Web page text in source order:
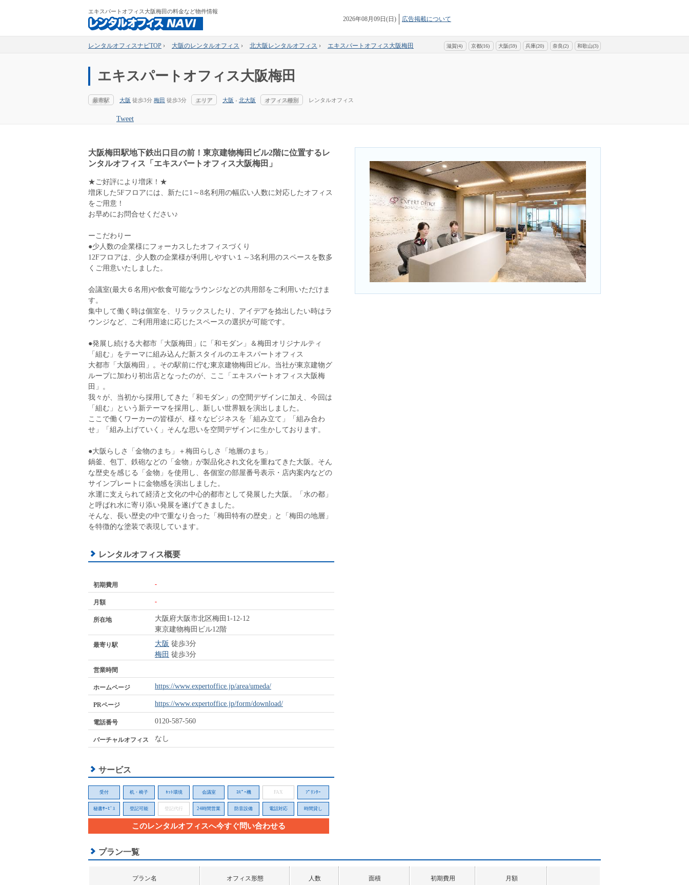
エキスパートオフィス大阪梅田の料金など物件情報
2026年08月09日(日) 広告掲載について
レンタルオフィスナビTOP › 大阪のレンタルオフィス › 北大阪レンタルオフィス › エキスパートオフィス大阪梅田 滋賀(4) 京都(16) 大阪(59) 兵庫(20) 奈良(2) 和歌山(3)
エキスパートオフィス大阪梅田
最寄駅 大阪 徒歩3分 梅田 徒歩3分 エリア 大阪 › 北大阪 オフィス種別 レンタルオフィス
Tweet
大阪梅田駅地下鉄出口目の前！東京建物梅田ビル2階に位置するレ
ンタルオフィス「エキスパートオフィス大阪梅田」
★ご好評により増床！★
増床した5Fフロアには、新たに1～8名利用の幅広い人数に対応したオフィス
をご用意！
お早めにお問合せください♪
ーこだわりー
●少人数の企業様にフォーカスしたオフィスづくり
12Fフロアは、少人数の企業様が利用しやすい１～3名利用のスペースを数多
くご用意いたしました。
会議室(最大６名用)や飲食可能なラウンジなどの共用部をご利用いただけま
す。
集中して働く時は個室を、リラックスしたり、アイデアを捻出したい時はラ
ウンジなど、ご利用用途に応じたスペースの選択が可能です。
●発展し続ける大都市「大阪梅田」に「和モダン」＆梅田オリジナルティ
「組む」をテーマに組み込んだ新スタイルのエキスパートオフィス
大都市「大阪梅田」。その駅前に佇む東京建物梅田ビル。当社が東京建物グ
ループに加わり初出店となったのが、ここ「エキスパートオフィス大阪梅
田」。
我々が、当初から採用してきた「和モダン」の空間デザインに加え、今回は
「組む」という新テーマを採用し、新しい世界観を演出しました。
ここで働くワーカーの皆様が、様々なビジネスを「組み立て」「組み合わ
せ」「組み上げていく」そんな思いを空間デザインに生かしております。
●大阪らしさ「金物のまち」＋梅田らしさ「地層のまち」
鍋釜、包丁、鉄砲などの「金物」が製品化され文化を重ねてきた大阪。そん
な歴史を感じる「金物」を使用し、各個室の部屋番号表示・店内案内などの
サインプレートに金物感を演出しました。
水運に支えられて経済と文化の中心的都市として発展した大阪。「水の都」
と呼ばれ水に寄り添い発展を遂げてきました。
そんな、長い歴史の中で重なり合った「梅田特有の歴史」と「梅田の地層」
を特徴的な塗装で表現しています。
レンタルオフィス概要
初期費用 -
月額 -
所在地
大阪府大阪市北区梅田1-12-12
東京建物梅田ビル12階
最寄り駅 大阪 徒歩3分
梅田 徒歩3分
営業時間
ホームページ https://www.expertoffice.jp/area/umeda/
PRページ https://www.expertoffice.jp/form/download/
電話番号 0120-587-560
バーチャルオフィス なし
サービス
受付 机・椅子 ﾈｯﾄ環境 会議室 ｺﾋﾟｰ機 FAX ﾌﾟﾘﾝﾀｰ
秘書ｻｰﾋﾞｽ 登記可能 登記代行 24時間営業 防音設備 電話対応 時間貸し
このレンタルオフィスへ今すぐ問い合わせる
プラン一覧
プラン名 オフィス形態 人数 面積 初期費用 月額